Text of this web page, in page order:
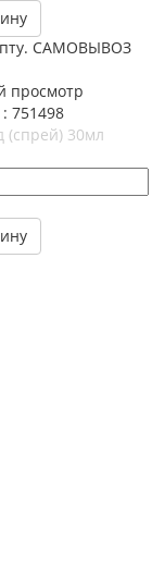
САМОВЫВОЗ
просмотр
751498
(спрей) 30мл